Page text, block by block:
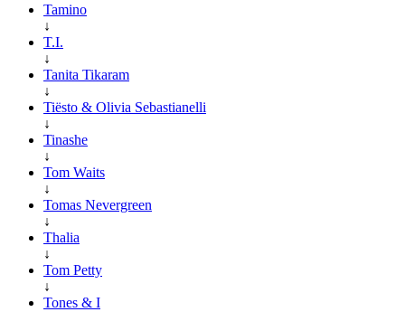
Tamino
↓
T.I.
↓
Tanita Tikaram
↓
Tiësto & Olivia Sebastianelli
↓
Tinashe
↓
Tom Waits
↓
Tomas Nevergreen
↓
Thalia
↓
Tom Petty
↓
Tones & I